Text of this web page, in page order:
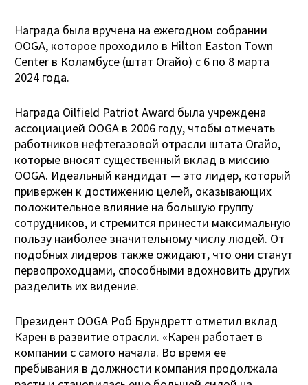
Награда была вручена на ежегодном собрании
OOGA, которое проходило в Hilton Easton Town
Center в Коламбусе (штат Огайо) с 6 по 8 марта
2024 года.
Награда Oilfield Patriot Award была учреждена
ассоциацией OOGA в 2006 году, чтобы отмечать
работников нефтегазовой отрасли штата Огайо,
которые вносят существенный вклад в миссию
OOGA. Идеальный кандидат — это лидер, который
привержен к достижению целей, оказывающих
положительное влияние на большую группу
сотрудников, и стремится принести максимальную
пользу наиболее значительному числу людей. От
подобных лидеров также ожидают, что они станут
первопроходцами, способными вдохновить других
разделить их видение.
Президент OOGA Роб Брундретт отметил вклад
Карен в развитие отрасли. «Карен работает в
компании с самого начала. Во время ее
пребывания в должности компания продолжала